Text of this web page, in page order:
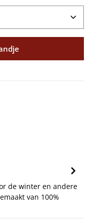
gewenste
de winter en andere
van 100%